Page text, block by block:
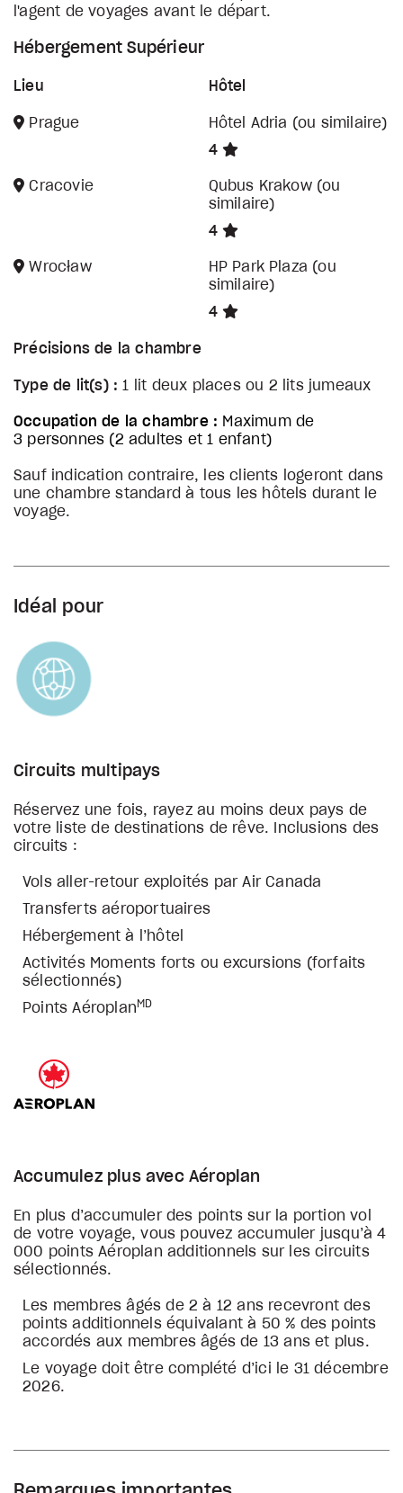
l'agent de voyages avant le départ.
Hébergement Supérieur
Lieu Hôtel
Prague
Hôtel Adria (ou similaire)
4
Cracovie
Qubus Krakow (ou
similaire)
4
Wrocław
HP Park Plaza (ou
similaire)
4
Précisions de la chambre
Type de lit(s) : 1 lit deux places ou 2 lits jumeaux
Occupation de la chambre : Maximum de
3 personnes (2 adultes et 1 enfant)
Sauf indication contraire, les clients logeront dans
une chambre standard à tous les hôtels durant le
voyage.
Idéal pour
Circuits multipays
Réservez une fois, rayez au moins deux pays de
votre liste de destinations de rêve. Inclusions des
circuits :
Vols aller-retour exploités par Air Canada
Transferts aéroportuaires
Hébergement à l’hôtel
Activités Moments forts ou excursions (forfaits
sélectionnés)
Points Aéroplan MD
Accumulez plus avec Aéroplan
En plus d’accumuler des points sur la portion vol
de votre voyage, vous pouvez accumuler jusqu’à 4
000 points Aéroplan additionnels sur les circuits
sélectionnés.
Les membres âgés de 2 à 12 ans recevront des
points additionnels équivalant à 50 % des points
accordés aux membres âgés de 13 ans et plus.
Le voyage doit être complété d’ici le 31 décembre
2026.